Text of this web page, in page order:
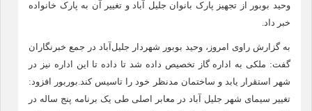
وحید بوبور از تجهیز پارک بانوان جلیل آباد و تغییر آن به پارک خانواده
خبر داد.
به گزارش راوی امروز، وحید بوبور شهردار جلیل‌آباد در جمع خبرنگاران
گفت: ملکی به اداره گاز تخصیص داده شد تا داده تا این اداره نیز در
شهر استقرار یابد و ساختمان مدنظر خود را تاسیس کند.بوربور افزود:
تغییر سیمای شهر جلیل آباد در معابر اصلی طی یک برنامه پنج ساله در